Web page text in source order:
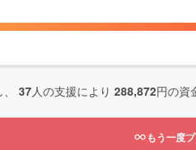
37人の支援により 288,872円の資
もう一度